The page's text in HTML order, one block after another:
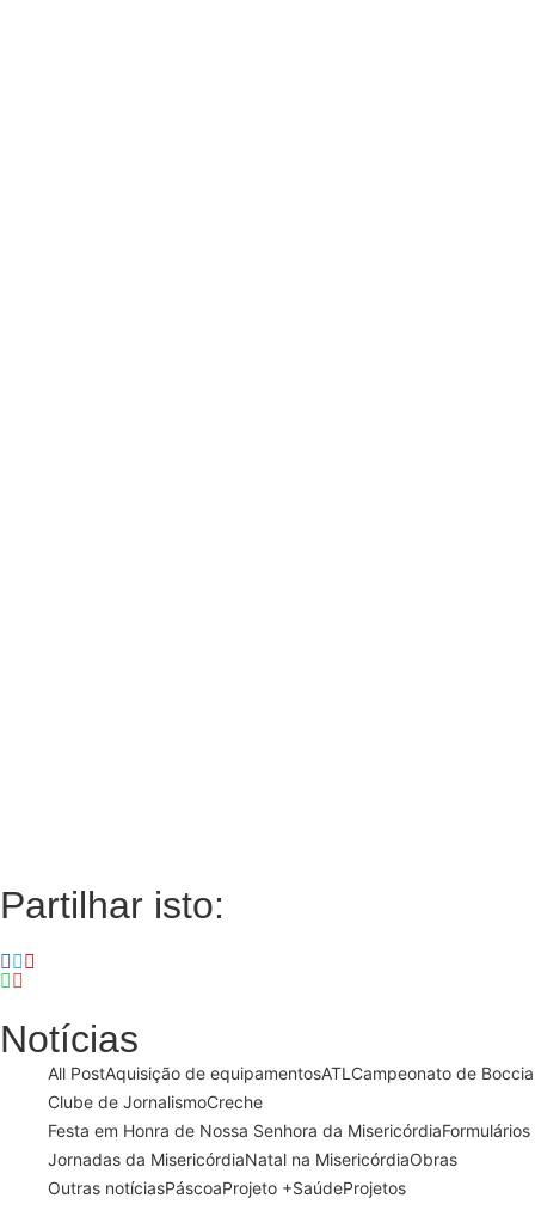
Partilhar isto:
Notícias
All PostAquisição de equipamentosATL Campeonato de Boccia
Clube de JornalismoCreche
Festa em Honra de Nossa Senhora da MisericórdiaFormulários
Jornadas da MisericórdiaNatal na MisericórdiaObras
Outras notíciasPáscoaProjeto +SaúdeProjetos